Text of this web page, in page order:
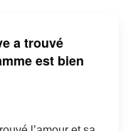
a trouvé
est bien